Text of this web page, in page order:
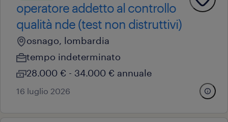
operatore addetto al controllo
qualità nde (test non distruttivi)
osnago, lombardia
tempo indeterminato
28.000 € - 34.000 € annuale
16 luglio 2026